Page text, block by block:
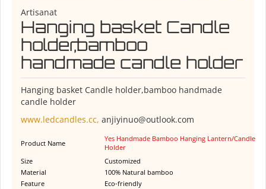
Artisanat
Hanging basket Candle
holder,bamboo
handmade candle holder
Hanging basket Candle holder,bamboo handmade
candle holder
www.ledcandles.cc, anjiyinuo@outlook.com
Product Name
Yes Handmade Bamboo Hanging Lantern/Candle
Holder
Size
Customized
Material
100% Natural bamboo
Feature
Eco-friendly